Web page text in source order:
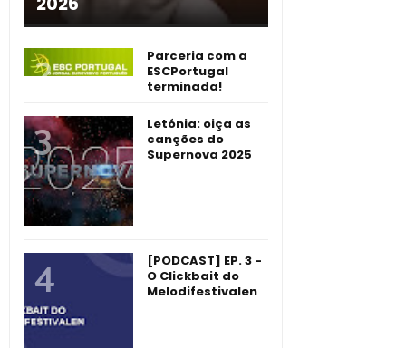
Parceria com a
ESCPortugal
terminada!
Letónia: oiça as
canções do
Supernova 2025
[PODCAST] EP. 3 -
O Clickbait do
Melodifestivalen